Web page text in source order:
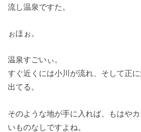
流し温泉ですた。
ぉほぉ。
温泉すごいぃ。
すぐ近くには小川が流れ、そして正
出てる。
そのような地が手に入れば、もはや
いものなしですよね。